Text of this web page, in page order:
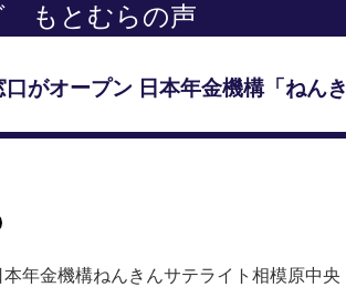
もとむらの声
がオープン 日本年金機構「ねん
本年金機構ねんきんサテライト相模原中